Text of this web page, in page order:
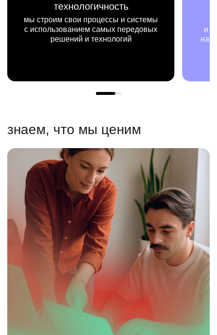
миссия
мы на конкретных цифрах
и примерах видим, как результаты
нашей работы меняют жизни людей
знаем, что мы ценим